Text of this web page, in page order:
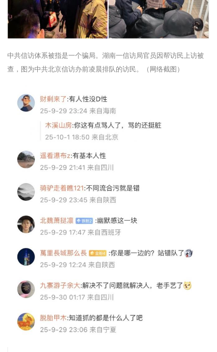
中共信访体系被指是一个骗局。湖南一信访局官员因帮访民上访被
查，图为中共北京信访办前凌晨排队的访民。（网络截图）